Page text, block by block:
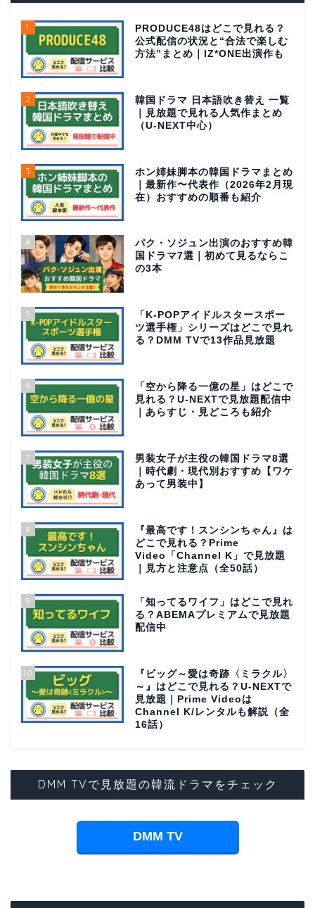
1
PRODUCE48はどこで見れる？
公式配信の状況と“合法で楽しむ
方法”まとめ｜IZ*ONE出演作も
2
韓国ドラマ 日本語吹き替え 一覧
｜見放題で見れる人気作まとめ
（U-NEXT中心）
3
ホン姉妹脚本の韓国ドラマまとめ
｜最新作〜代表作（2026年2月現
在）おすすめの順番も紹介
4
パク・ソジュン出演のおすすめ韓
国ドラマ7選｜初めて見るならこ
の3本
5
「K-POPアイドルスタースポー
ツ選手権」シリーズはどこで見れ
る？DMM TVで13作品見放題
6
「空から降る一億の星」はどこで
見れる？U-NEXTで見放題配信中
｜あらすじ・見どころも紹介
7
男装女子が主役の韓国ドラマ8選
｜時代劇・現代別おすすめ【ワケ
あって男装中】
8
『最高です！スンシンちゃん』は
どこで見れる？Prime
Video「Channel K」で見放題
｜見方と注意点（全50話）
9
「知ってるワイフ」はどこで見れ
る？ABEMAプレミアムで見放題
配信中
10
『ビッグ～愛は奇跡〈ミラクル〉
～』はどこで見れる？U-NEXTで
見放題｜Prime Videoは
Channel K/レンタルも解説（全
16話）
DMM TVで見放題の韓流ドラマをチェック
DMM TV